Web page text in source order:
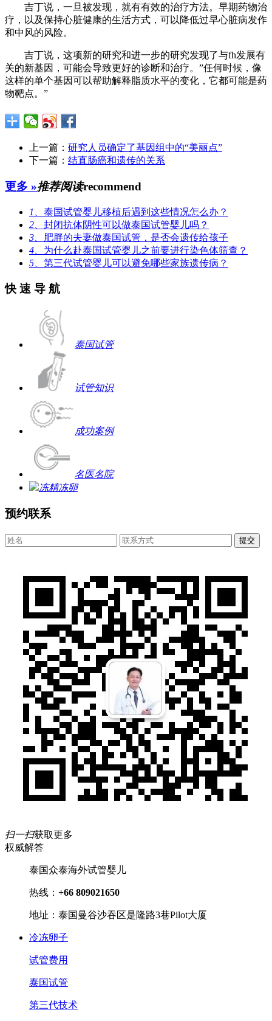
吉丁说，一旦被发现，就有有效的治疗方法。早期药物治
疗，以及保持心脏健康的生活方式，可以降低过早心脏病发作
和中风的风险。
吉丁说，这项新的研究和进一步的研究发现了与fh发展有
关的新基因，可能会导致更好的诊断和治疗。”任何时候，像
这样的单个基因可以帮助解释脂质水平的变化，它都可能是药
物靶点。”
上一篇： 研究人员确定了基因组中的“美丽点”
下一篇： 结直肠癌和遗传的关系
更多 »推荐阅读recommend
1、 泰国试管婴儿移植后遇到这些情况怎么办？
2、 封闭抗体阴性可以做泰国试管婴儿吗？
3、 肥胖的夫妻做泰国试管，是否会遗传给孩子
4、 为什么赴泰国试管婴儿之前要进行染色体筛查？
5、 第三代试管婴儿可以避免哪些家族遗传病？
快 速 导 航
泰国试管
试管知识
成功案例
名医名院
冻精冻卵
预约联系
扫一扫获取更多
权威解答
泰国众泰海外试管婴儿
热线： +66 809021650
地址：泰国曼谷沙吞区是隆路3巷Pilot大厦
冷冻卵子
试管费用
泰国试管
第三代技术